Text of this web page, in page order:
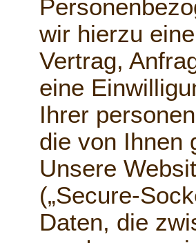
wir hierzu
Vertrag,
eine
Ihrer
die von Ihnen
Unsere
(„Secure-
Daten, die